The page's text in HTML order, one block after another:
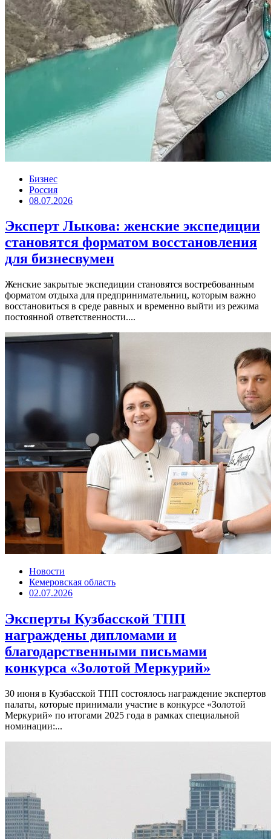
Бизнес
Россия
08.07.2026
Эксперт Лыкова: женские экспедиции
становятся форматом восстановления
для бизнесвумен
Женские закрытые экспедиции становятся востребованным
форматом отдыха для предпринимательниц, которым важно
восстановиться в среде равных и временно выйти из режима
постоянной ответственности....
Новости
Кемеровская область
02.07.2026
Эксперты Кузбасской ТПП
награждены дипломами и
благодарственными письмами
конкурса «Золотой Меркурий»
30 июня в Кузбасской ТПП состоялось награждение экспертов
палаты, которые принимали участие в конкурсе «Золотой
Меркурий» по итогами 2025 года в рамках специальной
номинации:...